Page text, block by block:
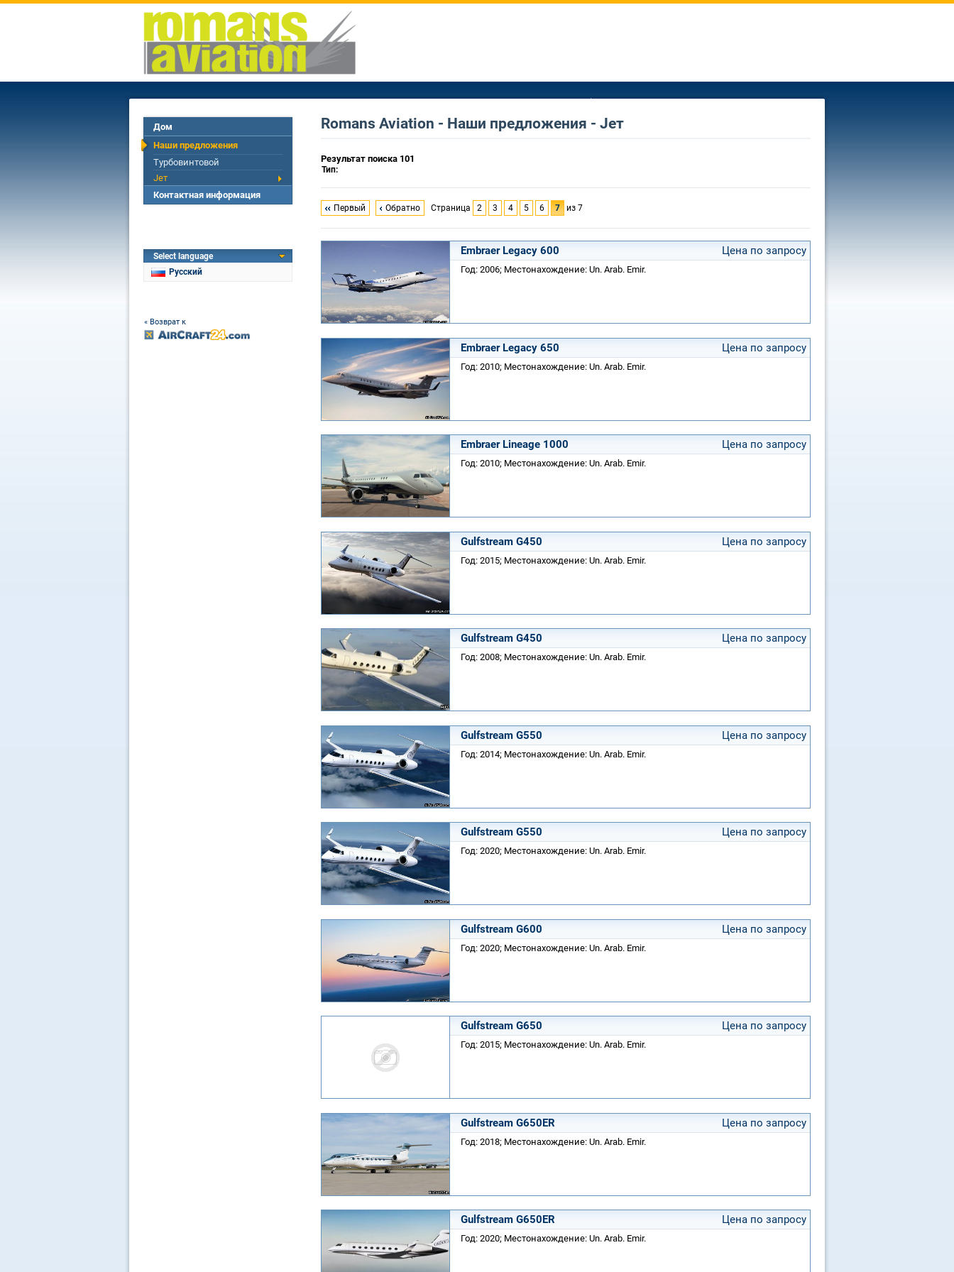
Дом
Наши предложения
Турбовинтовой
Jет
Контактная информация
Select language
Русский
« Возврат к
Romans Aviation - Наши предложения - Jет
Результат поиска 101
Тип:
Первый Обратно Страница 2 3 4 5 6 7 из 7
Embraer Legacy 600 Цена по запросу
Год: 2006; Местонахождение: Un. Arab. Emir.
Embraer Legacy 650 Цена по запросу
Год: 2010; Местонахождение: Un. Arab. Emir.
Embraer Lineage 1000 Цена по запросу
Год: 2010; Местонахождение: Un. Arab. Emir.
Gulfstream G450 Цена по запросу
Год: 2015; Местонахождение: Un. Arab. Emir.
Gulfstream G450 Цена по запросу
Год: 2008; Местонахождение: Un. Arab. Emir.
Gulfstream G550 Цена по запросу
Год: 2014; Местонахождение: Un. Arab. Emir.
Gulfstream G550 Цена по запросу
Год: 2020; Местонахождение: Un. Arab. Emir.
Gulfstream G600 Цена по запросу
Год: 2020; Местонахождение: Un. Arab. Emir.
Gulfstream G650 Цена по запросу
Год: 2015; Местонахождение: Un. Arab. Emir.
Gulfstream G650ER Цена по запросу
Год: 2018; Местонахождение: Un. Arab. Emir.
Gulfstream G650ER Цена по запросу
Год: 2020; Местонахождение: Un. Arab. Emir.